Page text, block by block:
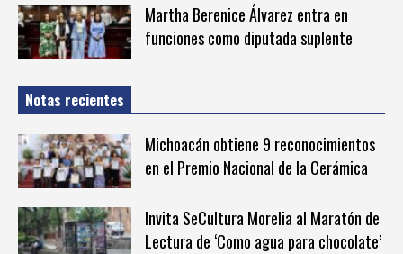
Martha Berenice Álvarez entra en
funciones como diputada suplente
Notas recientes
Michoacán obtiene 9 reconocimientos
en el Premio Nacional de la Cerámica
Invita SeCultura Morelia al Maratón de
Lectura de ‘Como agua para chocolate’